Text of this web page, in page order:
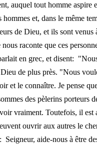
auquel tout homme
et, dans le même
de Dieu, et ils sont
raconte que ces
en grec, et disent:
de plus près. "Nous
et le connaître. Je pense
des pèlerins
vraiment. Toutefois, il
ouvrir aux autres le
aide-nous à être